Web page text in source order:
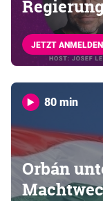
JETZT ANMELDEN
80 min
Orbán